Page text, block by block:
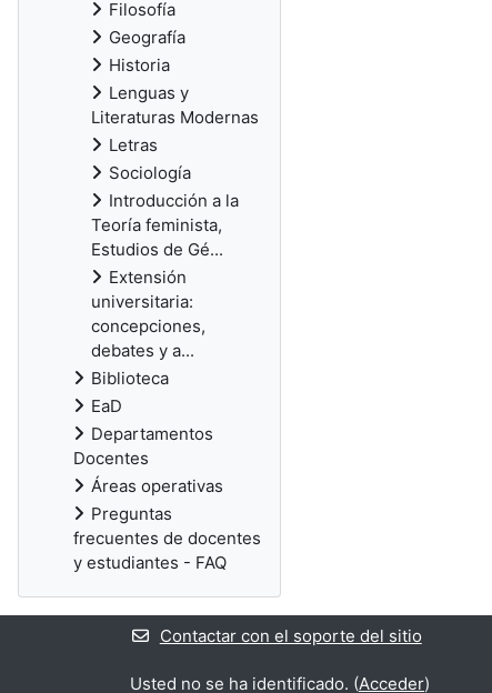
Filosofía
Geografía
Historia
Lenguas y
Literaturas Modernas
Letras
Sociología
Introducción a la
Teoría feminista,
Estudios de Gé...
Extensión
universitaria:
concepciones,
debates y a...
Biblioteca
EaD
Departamentos
Docentes
Áreas operativas
Preguntas
frecuentes de docentes
y estudiantes - FAQ
Contactar con el soporte del sitio
Usted no se ha identificado. (Acceder)